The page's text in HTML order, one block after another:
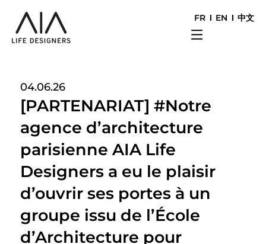
FR EN 中文
04.06.26
[PARTENARIAT] #Notre
agence d’architecture
parisienne AIA Life
Designers a eu le plaisir
d’ouvrir ses portes à un
groupe issu de l’École
d’Architecture pour